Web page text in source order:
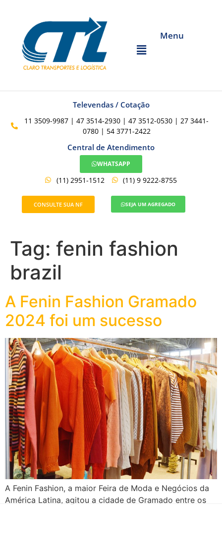
Menu
Televendas / Cotação
11 3509-9987 | 47 3514-2930 | 47 3512-0530 | 27 3441-
0780 | 54 3771-2422
Central de Atendimento
WHATSAPP
(11) 2951-1512 (11) 9 9222-8755
CONSULTE SUA NF SEJA UM AGREGADO
Tag: fenin fashion
brazil
A Fenin Fashion Gramado
2024 foi um sucesso
A Fenin Fashion, a maior Feira de Moda e Negócios da
América Latina, agitou a cidade de Gramado entre os